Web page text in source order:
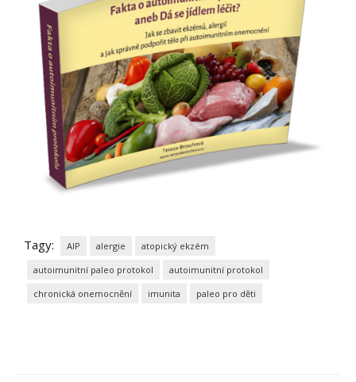
Tagy: AIP alergie
atopický ekzém
autoimunitní paleo protokol
autoimunitní protokol
chronická onemocnění
imunita paleo pro děti